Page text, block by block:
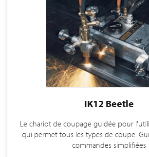
IK12 Beetle
Le chariot de coupage guidée pour
qui permet tous les types de coupe.
commandes simplifiées